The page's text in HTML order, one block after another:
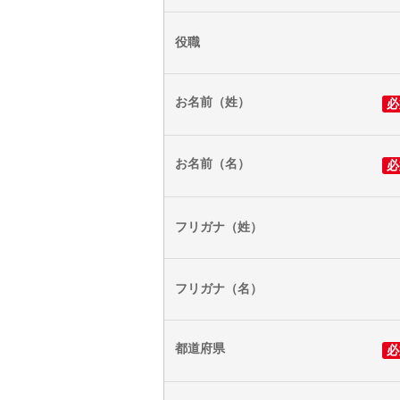
役職
お名前（姓）
お名前（名）
フリガナ（姓）
フリガナ（名）
都道府県